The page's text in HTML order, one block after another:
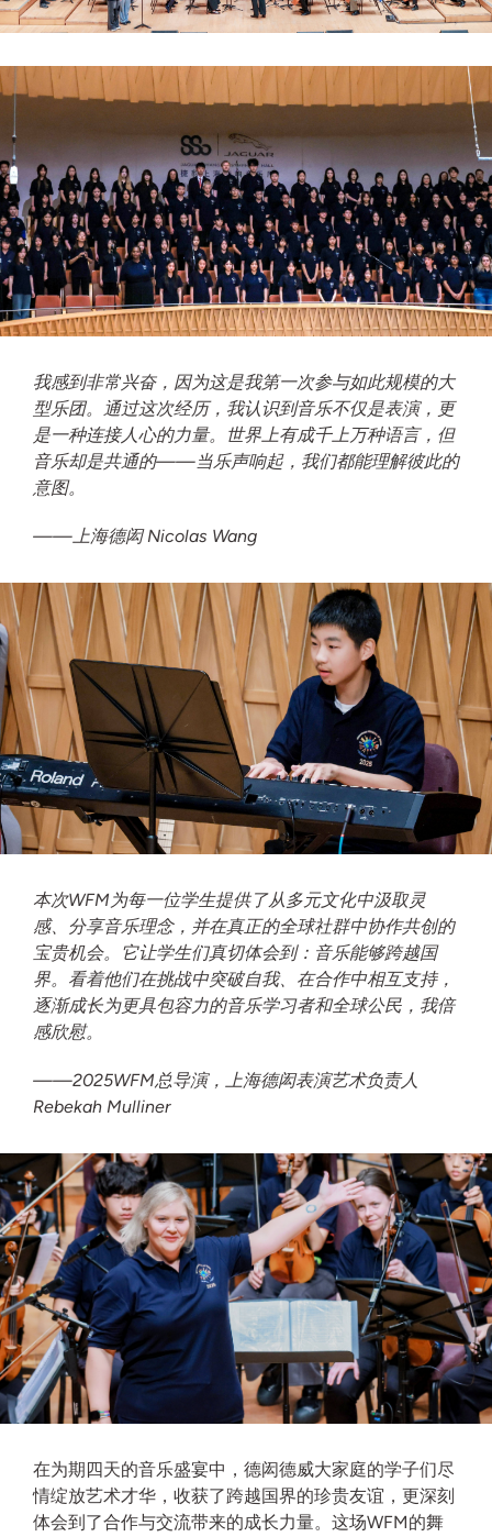
我感到非常兴奋，因为这是我第一次参与如此规模的大
型乐团。通过这次经历，我认识到音乐不仅是表演，更
是一种连接人心的力量。世界上有成千上万种语言，但
音乐却是共通的——当乐声响起，我们都能理解彼此的
意图。
——上海德闳 Nicolas Wang
本次WFM为每一位学生提供了从多元文化中汲取灵
感、分享音乐理念，并在真正的全球社群中协作共创的
宝贵机会。它让学生们真切体会到：音乐能够跨越国
界。看着他们在挑战中突破自我、在合作中相互支持，
逐渐成长为更具包容力的音乐学习者和全球公民，我倍
感欣慰。
——2025WFM总导演，上海德闳表演艺术负责人
Rebekah Mulliner
在为期四天的音乐盛宴中，德闳德威大家庭的学子们尽
情绽放艺术才华，收获了跨越国界的珍贵友谊，更深刻
体会到了合作与交流带来的成长力量。这场WFM的舞